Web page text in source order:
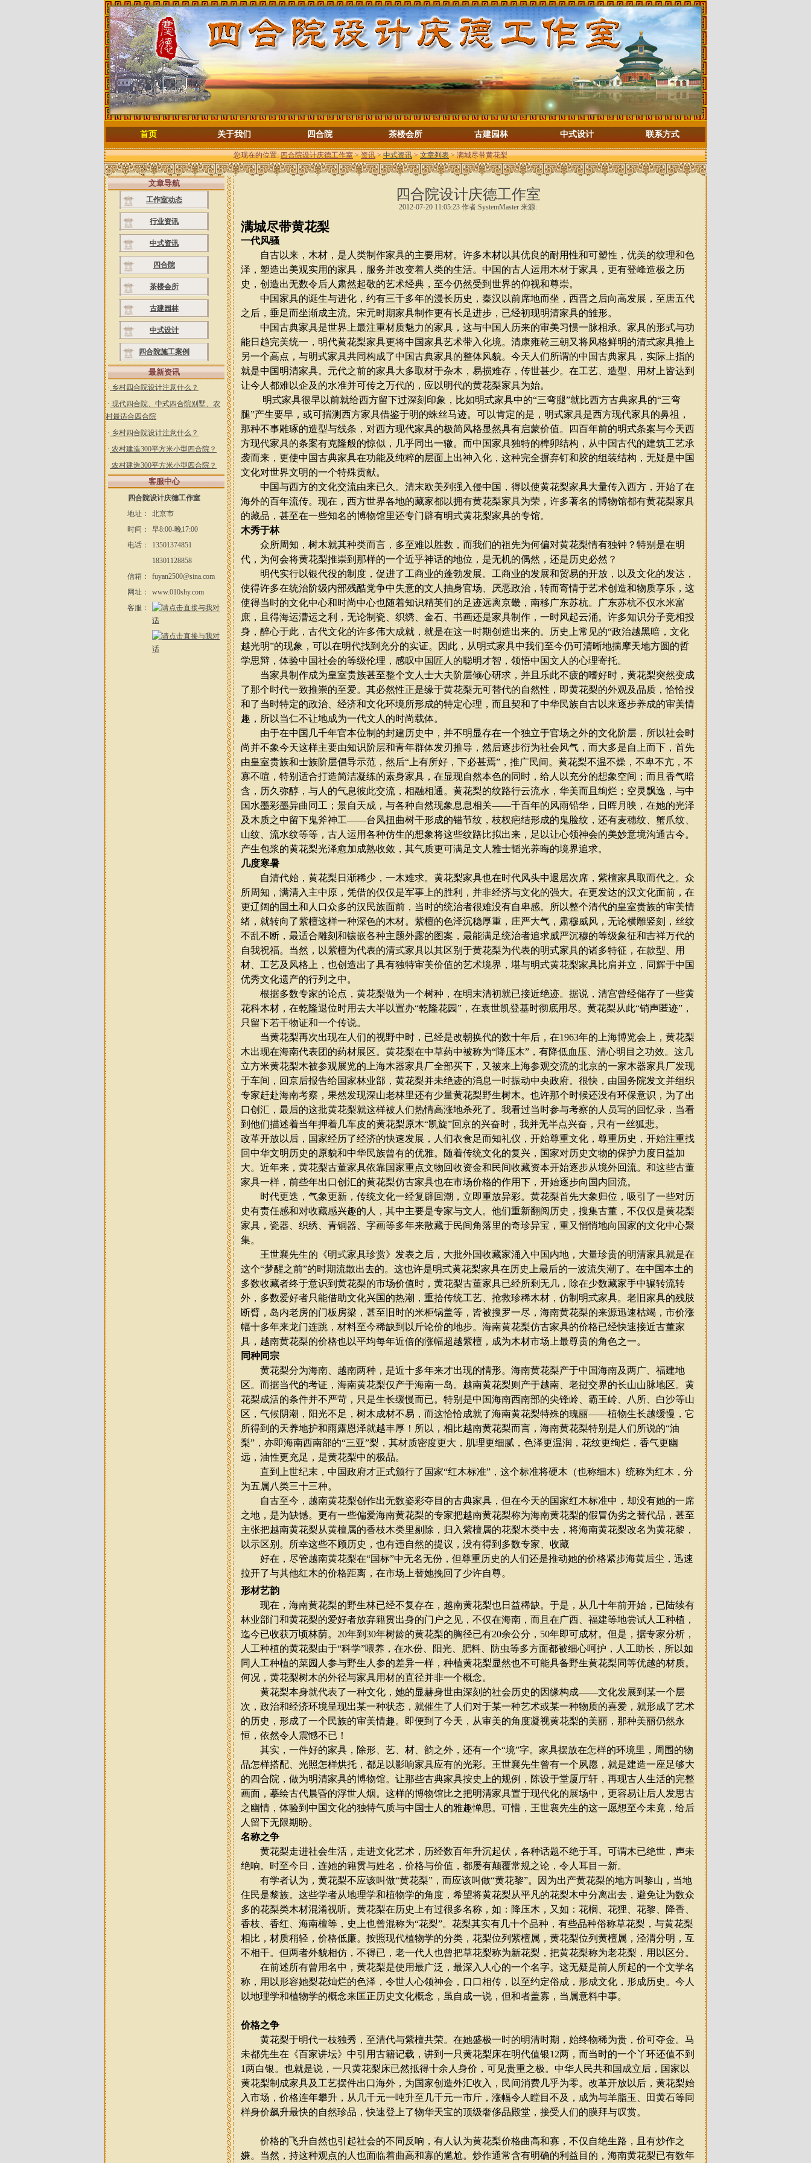
首页 关于我们 四合院 茶楼会所 古建园林 中式设计 联系方式
您现在的位置:四合院设计庆德工作室>资讯>中式资讯>文章列表> 满城尽带黄花梨
文章导航
工作室动态
行业资讯
中式资讯
四合院
茶楼会所
古建园林
中式设计
四合院施工案例
最新资讯
· 乡村四合院设计注意什么？
· 现代四合院、中式四合院别墅、农
村最适合四合院
· 乡村四合院设计注意什么？
· 农村建造300平方米小型四合院？
· 农村建造300平方米小型四合院？
客服中心
四合院设计庆德工作室
地址：
北京市
时间：
早8:00-晚17:00
电话：
13501374851
18301128858
信箱：
fuyan2500@sina.com
网址：
www.010shy.com
客服：
四合院设计庆德工作室
2012-07-20 11:05:23 作者:SystemMaster 来源:
满城尽带黄花梨
一代风骚
自古以来，木材，是人类制作家具的主要用材。许多木材以其优良的耐用性和可塑性，优美的纹理和色
泽，塑造出美观实用的家具，服务并改变着人类的生活。中国的古人运用木材于家具，更有登峰造极之历
史，创造出无数令后人肃然起敬的艺术经典，至今仍然受到世界的仰视和尊崇。
中国家具的诞生与进化，约有三千多年的漫长历史，秦汉以前席地而坐，西晋之后向高发展，至唐五代
之后，垂足而坐渐成主流。宋元时期家具制作更有长足进步，已经初现明清家具的雏形。
中国古典家具是世界上最注重材质魅力的家具，这与中国人历来的审美习惯一脉相承。家具的形式与功
能日趋完美统一，明代黄花梨家具更将中国家具艺术带入化境。清康雍乾三朝又将风格鲜明的清式家具推上
另一个高点，与明式家具共同构成了中国古典家具的整体风貌。今天人们所谓的中国古典家具，实际上指的
就是中国明清家具。元代之前的家具大多取材于杂木，易损难存，传世甚少。在工艺、造型、用材上皆达到
让今人都难以企及的水准并可传之万代的，应以明代的黄花梨家具为始。
明式家具很早以前就给西方留下过深刻印象，比如明式家具中的“三弯腿”就比西方古典家具的“三弯
腿”产生要早，或可揣测西方家具借鉴于明的蛛丝马迹。可以肯定的是，明式家具是西方现代家具的鼻祖，
那种不事雕琢的造型与线条，对西方现代家具的极简风格显然具有启蒙价值。四百年前的明式条案与今天西
方现代家具的条案有克隆般的惊似，几乎同出一辙。而中国家具独特的榫卯结构，从中国古代的建筑工艺承
袭而来，更使中国古典家具在功能及纯粹的层面上出神入化，这种完全摒弃钉和胶的组装结构，无疑是中国
文化对世界文明的一个特殊贡献。
中国与西方的文化交流由来已久。清末欧美列强入侵中国，得以使黄花梨家具大量传入西方，开始了在
海外的百年流传。现在，西方世界各地的藏家都以拥有黄花梨家具为荣，许多著名的博物馆都有黄花梨家具
的藏品，甚至在一些知名的博物馆里还专门辟有明式黄花梨家具的专馆。
木秀于林
众所周知，树木就其种类而言，多至难以胜数，而我们的祖先为何偏对黄花梨情有独钟？特别是在明
代，为何会将黄花梨推崇到那样的一个近乎神话的地位，是无机的偶然，还是历史必然？
明代实行以银代役的制度，促进了工商业的蓬勃发展。工商业的发展和贸易的开放，以及文化的发达，
使得许多在统治阶级内部残酷党争中失意的文人抽身官场、厌恶政治，转而寄情于艺术创造和物质享乐，这
使得当时的文化中心和时尚中心也随着知识精英们的足迹远离京畿，南移广东苏杭。广东苏杭不仅水米富
庶，且得海运漕运之利，无论制瓷、织绣、金石、书画还是家具制作，一时风起云涌。许多知识分子竞相投
身，醉心于此，古代文化的许多伟大成就，就是在这一时期创造出来的。历史上常见的“政治越黑暗，文化
越光明”的现象，可以在明代找到充分的实证。因此，从明式家具中我们至今仍可清晰地揣摩天地方圆的哲
学思辩，体验中国社会的等级伦理，感叹中国匠人的聪明才智，领悟中国文人的心理寄托。
当家具制作成为皇室贵族甚至整个文人士大夫阶层倾心研求，并且乐此不疲的嗜好时，黄花梨突然变成
了那个时代一致推崇的至爱。其必然性正是缘于黄花梨无可替代的自然性，即黄花梨的外观及品质，恰恰投
和了当时特定的政治、经济和文化环境所形成的特定心理，而且契和了中华民族自古以来逐步养成的审美情
趣，所以当仁不让地成为一代文人的时尚载体。
由于在中国几千年官本位制的封建历史中，并不明显存在一个独立于官场之外的文化阶层，所以社会时
尚并不象今天这样主要由知识阶层和青年群体发刃推导，然后逐步衍为社会风气，而大多是自上而下，首先
由皇室贵族和士族阶层倡导示范，然后“ 上有所好，下必甚焉” ，推广民间。黄花梨不温不燥，不卑不亢，不
寡不喧，特别适合打造简洁凝练的素身家具，在显现自然本色的同时，给人以充分的想象空间；而且香气暗
含，历久弥醇，与人的气息彼此交流，相融相通。黄花梨的纹路行云流水，华美而且绚烂；空灵飘逸，与中
国水墨彩墨异曲同工；景自天成，与各种自然现象息息相关——千百年的风雨铅华，日晖月映，在她的光泽
及木质之中留下鬼斧神工——台风扭曲树干形成的错节纹，枝杈疤结形成的鬼脸纹，还有麦穗纹、蟹爪纹、
山纹、流水纹等等，古人运用各种仿生的想象将这些纹路比拟出来，足以让心领神会的美妙意境沟通古今。
产生包浆的黄花梨光泽愈加成熟收敛，其气质更可满足文人雅士韬光养晦的境界追求。
几度寒暑
自清代始，黄花梨日渐稀少，一木难求。黄花梨家具也在时代风头中退居次席，紫檀家具取而代之。众
所周知，满清入主中原，凭借的仅仅是军事上的胜利，并非经济与文化的强大。在更发达的汉文化面前，在
更辽阔的国土和人口众多的汉民族面前，当时的统治者很难没有自卑感。所以整个清代的皇室贵族的审美情
绪，就转向了紫檀这样一种深色的木材。紫檀的色泽沉稳厚重，庄严大气，肃穆威风，无论横雕竖刻，丝纹
不乱不断，最适合雕刻和镶嵌各种主题外露的图案，最能满足统治者追求威严沉穆的等级象征和吉祥万代的
自我祝福。当然，以紫檀为代表的清式家具以其区别于黄花梨为代表的明式家具的诸多特征，在款型、用
材、工艺及风格上，也创造出了具有独特审美价值的艺术境界，堪与明式黄花梨家具比肩并立，同辉于中国
优秀文化遗产的行列之中。
根据多数专家的论点，黄花梨做为一个树种，在明末清初就已接近绝迹。据说，清宫曾经储存了一些黄
花科木材，在乾隆退位时用去大半以置办“乾隆花园” ，在袁世凯登基时彻底用尽。黄花梨从此“销声匿迹” ，
只留下若干物证和一个传说。
当黄花梨再次出现在人们的视野中时，已经是改朝换代的数十年后，在1963年的上海博览会上，黄花梨
木出现在海南代表团的药材展区。黄花梨在中草药中被称为“降压木” ，有降低血压、清心明目之功效。这几
立方米黄花梨木被参观展览的上海木器家具厂全部买下，又被来上海参观交流的北京的一家木器家具厂发现
于车间，回京后报告给国家林业部，黄花梨并未绝迹的消息一时振动中央政府。很快，由国务院发文并组织
专家赶赴海南考察，果然发现深山老林里还有少量黄花梨野生树木。也许那个时候还没有环保意识，为了出
口创汇，最后的这批黄花梨就这样被人们热情高涨地杀死了。我看过当时参与考察的人员写的回忆录，当看
到他们描述着当年押着几车皮的黄花梨原木“凯旋”回京的兴奋时，我并无半点兴奋，只有一丝狐悲。
改革开放以后，国家经历了经济的快速发展，人们衣食足而知礼仪，开始尊重文化，尊重历史，开始注重找
回中华文明历史的原貌和中华民族曾有的优雅。随着传统文化的复兴，国家对历史文物的保护力度日益加
大。近年来，黄花梨古董家具依靠国家重点文物回收资金和民间收藏资本开始逐步从境外回流。和这些古董
家具一样，前些年出口创汇的黄花梨仿古家具也在市场价格的作用下，开始逐步向国内回流。
时代更迭，气象更新，传统文化一经复辟回潮，立即重放异彩。黄花梨首先大象归位，吸引了一些对历
史有责任感和对收藏感兴趣的人，其中主要是专家与文人。他们重新翻阅历史，搜集古董，不仅仅是黄花梨
家具，瓷器、织绣、青铜器、字画等多年来散藏于民间角落里的奇珍异宝，重又悄悄地向国家的文化中心聚
集。
王世襄先生的《明式家具珍赏》发表之后，大批外国收藏家涌入中国内地，大量珍贵的明清家具就是在
这个“梦醒之前”的时期流散出去的。这也许是明式黄花梨家具在历史上最后的一波流失潮了。在中国本土的
多数收藏者终于意识到黄花梨的市场价值时，黄花梨古董家具已经所剩无几，除在少数藏家手中辗转流转
外，多数爱好者只能借助文化兴国的热潮，重拾传统工艺、抢救珍稀木材，仿制明式家具。老旧家具的残肢
断臂，岛内老房的门板房梁，甚至旧时的米柜锅盖等，皆被搜罗一尽，海南黄花梨的来源迅速枯竭，市价涨
幅十多年来龙门连跳，材料至今稀缺到以斤论价的地步。海南黄花梨仿古家具的价格已经快速接近古董家
具，越南黄花梨的价格也以平均每年近倍的涨幅超越紫檀，成为木材市场上最尊贵的角色之一。
同种同宗
黄花梨分为海南、越南两种，是近十多年来才出现的情形。海南黄花梨产于中国海南及两广、福建地
区。而据当代的考证，海南黄花梨仅产于海南一岛。越南黄花梨则产于越南、老挝交界的长山山脉地区。黄
花梨成活的条件并不严苛，只是生长缓慢而已。特别是中国海南西南部的尖锋岭、霸王岭、八所、白沙等山
区，气候阴潮，阳光不足，树木成材不易，而这恰恰成就了海南黄花梨特殊的瑰丽——植物生长越缓慢，它
所得到的天养地护和雨露恩泽就越丰厚！所以，相比越南黄花梨而言，海南黄花梨特别是人们所说的“油
梨” ，亦即海南西南部的“三亚”梨，其材质密度更大，肌理更细腻，色泽更温润，花纹更绚烂，香气更幽
远，油性更充足，是黄花梨中的极品。
直到上世纪末，中国政府才正式颁行了国家“红木标准” ，这个标准将硬木（也称细木）统称为红木，分
为五属八类三十三种。
自古至今，越南黄花梨创作出无数姿彩夺目的古典家具，但在今天的国家红木标准中，却没有她的一席
之地，是为缺憾。更有一些偏爱海南黄花梨的专家把越南黄花梨称为海南黄花梨的假冒伪劣之替代品，甚至
主张把越南黄花梨从黄檀属的香枝木类里剔除，归入紫檀属的花梨木类中去，将海南黄花梨改名为黄花黎，
以示区别。所幸这些不顾历史，也有违自然的提议，没有得到多数专家、收藏
好在，尽管越南黄花梨在“国标”中无名无份，但尊重历史的人们还是推动她的价格紧步海黄后尘，迅速
拉开了与其他红木的价格距离，在市场上替她挽回了少许自尊。
形材艺韵
现在，海南黄花梨的野生林已经不复存在，越南黄花梨也日益稀缺。于是，从几十年前开始，已陆续有
林业部门和黄花梨的爱好者放弃籍贯出身的门户之见，不仅在海南，而且在广西、福建等地尝试人工种植，
迄今已收获万顷林荫。 20年到 30年树龄的黄花梨的胸径已有20余公分， 50年即可成材。但是，据专家分析，
人工种植的黄花梨由于“科学”喂养，在水份、阳光、肥料、防虫等多方面都被细心呵护，人工助长，所以如
同人工种植的菜园人参与野生人参的差异一样，种植黄花梨显然也不可能具备野生黄花梨同等优越的材质。
何况，黄花梨树木的外径与家具用材的直径并非一个概念。
黄花梨本身就代表了一种文化，她的显赫身世由深刻的社会历史的因缘构成——文化发展到某一个层
次，政治和经济环境呈现出某一种状态，就催生了人们对于某一种艺术或某一种物质的喜爱，就形成了艺术
的历史，形成了一个民族的审美情趣。即便到了今天，从审美的角度凝视黄花梨的美丽，那种美丽仍然永
恒，依然令人震憾不已！
其实，一件好的家具，除形、艺、材、韵之外，还有一个“境”字。家具摆放在怎样的环境里，周围的物
品怎样搭配、光照怎样烘托，都足以影响家具应有的光彩。王世襄先生曾有一个夙愿，就是建造一座足够大
的四合院，做为明清家具的博物馆。让那些古典家具按史上的规例，陈设于堂厦厅轩，再现古人生活的完整
画面，摹绘古代晨昏的浮世人烟。这样的博物馆比之把明清家具置于现代化的展场中，更容易让后人发思古
之幽情，体验到中国文化的独特气质与中国士人的雅趣惮思。可惜，王世襄先生的这一愿想至今未竟，给后
人留下无限期盼。
名称之争
黄花梨走进社会生活，走进文化艺术，历经数百年升沉起伏，各种话题不绝于耳。可谓木已绝世，声未
绝响。时至今日，连她的籍贯与姓名，价格与价值，都屡有颠覆常规之论，令人耳目一新。
有学者认为，黄花梨不应该叫做“黄花梨” ，而应该叫做“黄花黎”。因为出产黄花梨的地方叫黎山，当地
住民是黎族。这些学者从地理学和植物学的角度，希望将黄花梨从平凡的花梨木中分离出去，避免让为数众
多的花梨类木材混淆视听。黄花梨在历史上有过很多名称，如：降压木，又如：花榈、花狸、花黎、降香、
香枝、香红、海南檀等，史上也曾混称为“花梨”。花梨其实有几十个品种，有些品种俗称草花梨，与黄花梨
相比，材质稍轻，价格低廉。按照现代植物学的分类，花梨位列紫檀属，黄花梨位列黄檀属，泾渭分明，互
不相干。但两者外貌相仿，不得已，老一代人也曾把草花梨称为新花梨，把黄花梨称为老花梨，用以区分。
在前述所有曾用名中，黄花梨是使用最广泛，最深入人心的一个名字。这无疑是前人所起的一个文学名
称，用以形容她梨花灿烂的色泽，令世人心领神会，口口相传，以至约定俗成，形成文化，形成历史。今人
以地理学和植物学的概念来匡正历史文化概念，虽自成一说，但和者盖寡，当属意料中事。
价格之争
黄花梨于明代一枝独秀，至清代与紫檀共荣。在她盛极一时的明清时期，始终物稀为贵，价可夺金。马
未都先生在《百家讲坛》中引用古籍记载，讲到一只黄花梨床在明代值银12两，而当时的一个丫环还值不到
1两白银。也就是说，一只黄花梨床已然抵得十余人身价，可见贵重之极。中华人民共和国成立后，国家以
黄花梨制成家具及工艺摆件出口海外，为国家创造外汇收入，民间消费几乎为零。改革开放以后，黄花梨始
入市场，价格连年攀升，从几千元一吨升至几千元一市斤，涨幅令人瞠目不及，成为与羊脂玉、田黄石等同
样身价飙升最快的自然珍品，快速登上了物华天宝的顶级奢侈品殿堂，接受人们的膜拜与叹赏。
价格的飞升自然也引起社会的不同反响，有人认为黄花梨价格曲高和寡，不仅自绝生路，且有炒作之
嫌。当然，持这种观点的人也面临着曲高和寡的尴尬。炒作通常含有明确的利益目的，海南黄花梨已有数年